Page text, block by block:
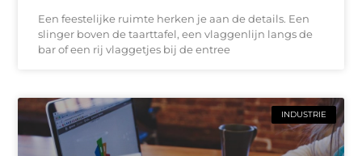
Een feestelijke ruimte herken je aan de details. Een
slinger boven de taarttafel, een vlaggenlijn langs de
bar of een rij vlaggetjes bij de entree
INDUSTRIE